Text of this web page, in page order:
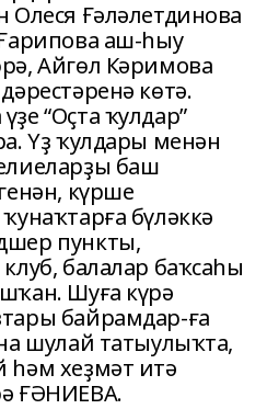
Олеся Ғәләлетдинова
аш-һыу
Айгөл Кәримова
көтә.
“Оҫта ҡулдар”
Үҙ ҡулдары менән
баш
күрше
бүләккә
пункты,
балалар баҡсаһы
Шуға күрә
байрамдар-ға
шулай татыулыҡта,
һәм хеҙмәт итә
ҒӘНИЕВА.